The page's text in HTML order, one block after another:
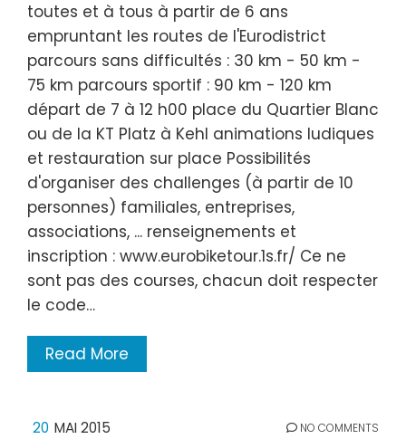
toutes et à tous à partir de 6 ans
empruntant les routes de l'Eurodistrict
parcours sans difficultés : 30 km - 50 km -
75 km parcours sportif : 90 km - 120 km
départ de 7 à 12 h00 place du Quartier Blanc
ou de la KT Platz à Kehl animations ludiques
et restauration sur place Possibilités
d'organiser des challenges (à partir de 10
personnes) familiales, entreprises,
associations, ... renseignements et
inscription : www.eurobiketour.1s.fr/ Ce ne
sont pas des courses, chacun doit respecter
le code…
Read More
20 MAI 2015 NO COMMENTS